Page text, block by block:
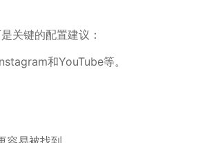
关键的配置建议：
和YouTube等。